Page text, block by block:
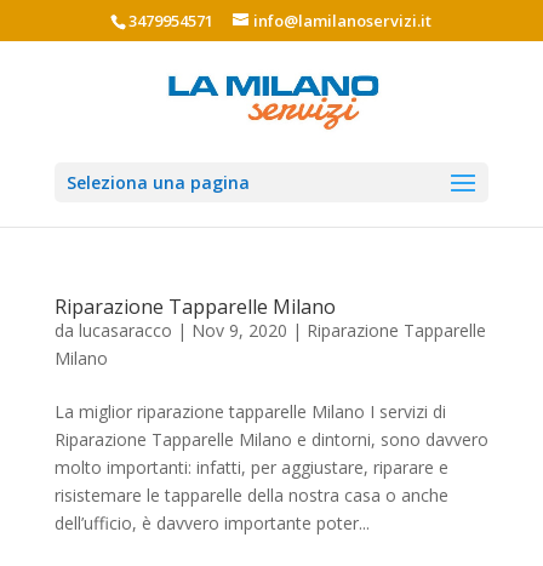
3479954571 info@lamilanoservizi.it
Seleziona una pagina
Riparazione Tapparelle Milano
da lucasaracco | Nov 9, 2020 | Riparazione Tapparelle
Milano
La miglior riparazione tapparelle Milano I servizi di
Riparazione Tapparelle Milano e dintorni, sono davvero
molto importanti: infatti, per aggiustare, riparare e
risistemare le tapparelle della nostra casa o anche
dell’ufficio, è davvero importante poter...